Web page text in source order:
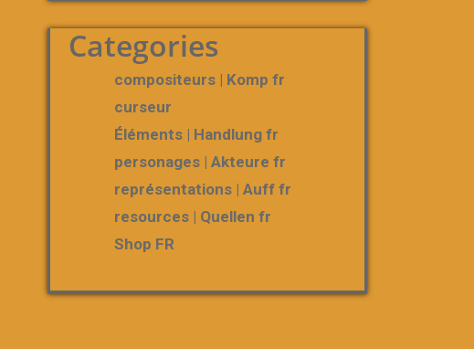
Categories
compositeurs | Komp fr
curseur
Éléments | Handlung fr
personages | Akteure fr
représentations | Auff fr
resources | Quellen fr
Shop FR